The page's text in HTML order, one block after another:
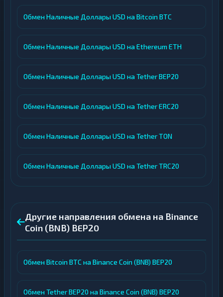
Обмен Наличные Доллары USD на Bitcoin BTC
Обмен Наличные Доллары USD на Ethereum ETH
Обмен Наличные Доллары USD на Tether BEP20
Обмен Наличные Доллары USD на Tether ERC20
Обмен Наличные Доллары USD на Tether TON
Обмен Наличные Доллары USD на Tether TRC20
Другие направления обмена на Binance
Coin (BNB) BEP20
Обмен Bitcoin BTC на Binance Coin (BNB) BEP20
Обмен Tether BEP20 на Binance Coin (BNB) BEP20